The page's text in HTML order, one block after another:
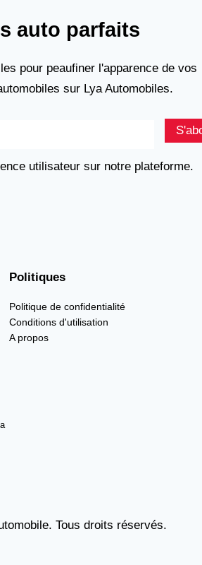
auto parfaits
pour peaufiner l'apparence de vos
sur Lya Automobiles.
utilisateur sur notre plateforme.
Politiques
Politique de confidentialité
Conditions d'utilisation
A propos
Tous droits réservés.